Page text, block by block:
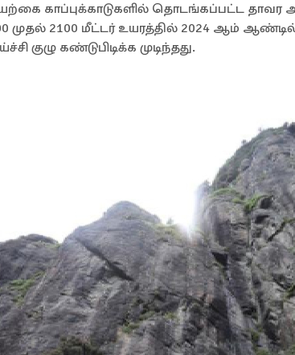
காப்புக்காடுகளில் தொடங்கப்பட்ட தாவர
முதல் 2100 மீட்டர் உயரத்தில் 2024 ஆம்
குழு கண்டுபிடிக்க முடிந்தது.